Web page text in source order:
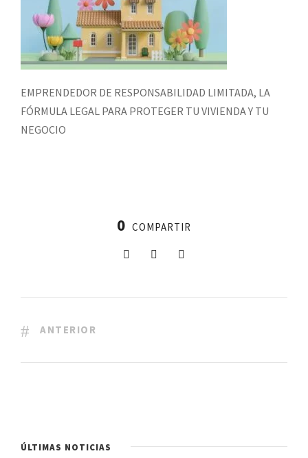
EMPRENDEDOR DE RESPONSABILIDAD LIMITADA, LA
FÓRMULA LEGAL PARA PROTEGER TU VIVIENDA Y TU
NEGOCIO
0 COMPARTIR
ANTERIOR
ÚLTIMAS NOTICIAS